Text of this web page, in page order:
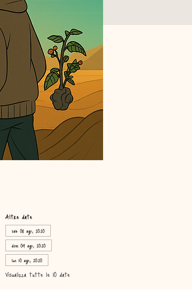
Altre date
sab 08 ago, 20:20
dom 09 ago, 20:20
lun 10 ago, 20:20
Visualizza tutte le 10 date